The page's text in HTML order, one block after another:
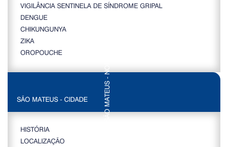
VIGILÂNCIA SENTINELA DE SÍNDROME GRIPAL
DENGUE
CHIKUNGUNYA
ZIKA
OROPOUCHE
SÃO MATEUS - CIDADE
HISTÓRIA
LOCALIZAÇÃO